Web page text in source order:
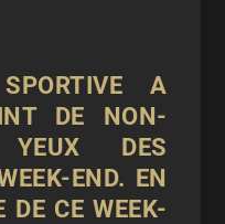
A
DE NON-
DES
END. EN
DE CE WEEK-